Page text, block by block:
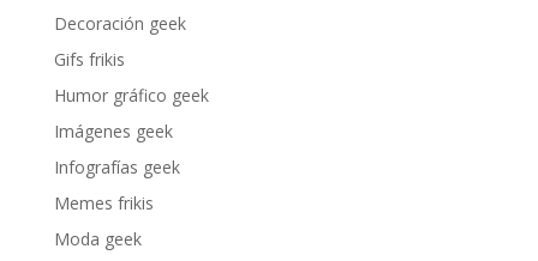
Decoración geek
Gifs frikis
Humor gráfico geek
Imágenes geek
Infografías geek
Memes frikis
Moda geek